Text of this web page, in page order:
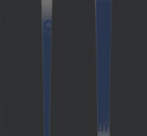
Die
Computing: